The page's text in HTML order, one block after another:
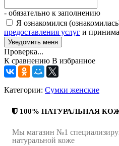
- обязательно к заполнению
Я ознакомился
предоставления услуг и
Проверка...
К сравнению В избранное
Категории: Сумки женские
100% НАТУРАЛЬНАЯ
Мы магазин №1
натуральной коже